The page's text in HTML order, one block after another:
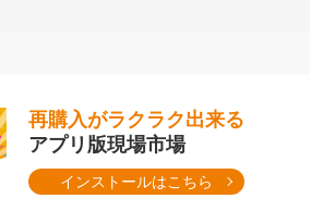
再購入がラクラク出来る
アプリ版現場市場
インストールはこちら